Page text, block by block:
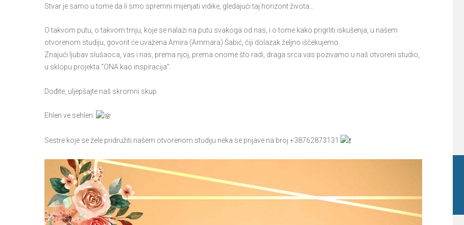
Stvar je samo u tome da li smo spremni mijenjati vidike, gledajući taj horizont života…
O takvom putu, o takvom trnju, koje se nalazi na putu svakoga od nas, i o tome kako prigrliti iskušenja, u našem
otvorenom studiju, govorit će uvažena Amira (Ammara) Šabić, čiji dolazak željno iščekujemo.
Znajući ljubav slušaoca, vas i nas, prema njoj, prema onome što radi, draga srca vas pozivamo u naš otvoreni studio,
u sklopu projekta “ONA kao inspiracija”.
Dođite, uljepšajte naš skromni skup.
Ehlen ve sehlen.
Sestre koje se žele pridružiti našem otvorenom studiju neka se prijave na broj +38762873131